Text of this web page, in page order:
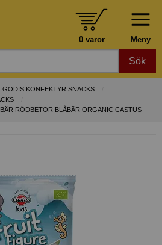
Meny
0 varor
Sök
GODIS KONFEKTYR SNACKS
RÖDBETOR BLÅBÄR ORGANIC CASTUS